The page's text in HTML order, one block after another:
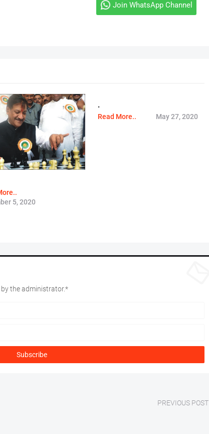
Join WhatsApp Channel
5, 2020
.
Read More.. May 27, 2020
the administrator.*
PREVIOUS POST